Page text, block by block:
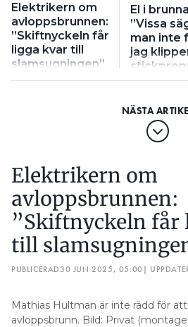
Elektrikern om
avloppsbrunnen:
”Skiftnyckeln får
ligga kvar till
slamsugningen”
El i
”Vissa
man inte
jag
Elektrikern om
avloppsbrunnen:
”Skiftnyckeln får
till
PUBLICERAD30 JUN 2025, 05:00 |
Mathias Hultman är inte rädd för
avloppsbrunn. Bild: Privat